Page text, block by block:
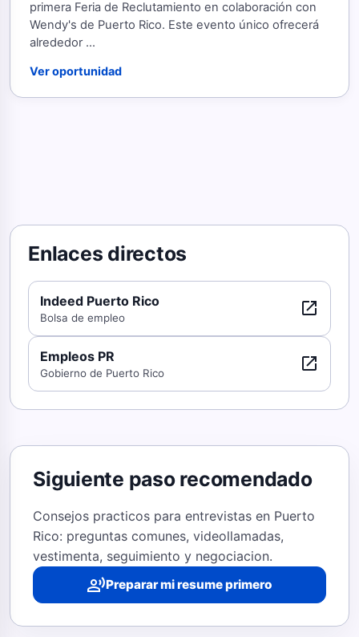
primera Feria de Reclutamiento en colaboración con
Wendy's de Puerto Rico. Este evento único ofrecerá
alrededor ...
Ver oportunidad
Enlaces directos
Indeed Puerto Rico
Bolsa de empleo open_in_new
Empleos PR
Gobierno de Puerto Rico open_in_new
Siguiente paso recomendado
Consejos practicos para entrevistas en Puerto
Rico: preguntas comunes, videollamadas,
vestimenta, seguimiento y negociacion.
record_voice_overPreparar mi resume primero